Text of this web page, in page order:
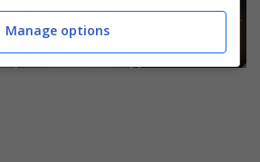
Manage options